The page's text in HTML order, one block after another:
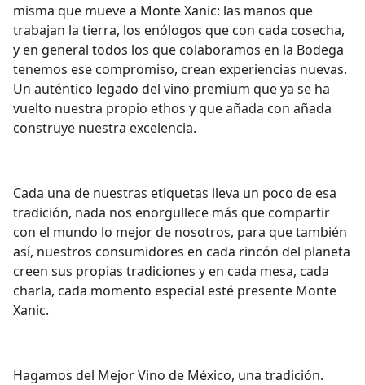
misma que mueve a Monte Xanic: las manos que
trabajan la tierra, los enólogos que con cada cosecha,
y en general todos los que colaboramos en la Bodega
tenemos ese compromiso, crean experiencias nuevas.
Un auténtico legado del vino premium que ya se ha
vuelto nuestra propio ethos y que añada con añada
construye nuestra excelencia.
Cada una de nuestras etiquetas lleva un poco de esa
tradición, nada nos enorgullece más que compartir
con el mundo lo mejor de nosotros, para que también
así, nuestros consumidores en cada rincón del planeta
creen sus propias tradiciones y en cada mesa, cada
charla, cada momento especial esté presente Monte
Xanic.
Hagamos del Mejor Vino de México, una tradición.